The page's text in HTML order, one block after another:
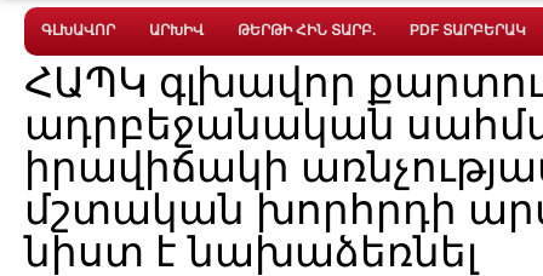
ԳԼԽԱՎՈՐ ԱՐԽԻՎ ԹԵՐԹԻ ՀԻՆ ՏԱՐԲ. PDF ՏԱՐԲԵՐԱԿ
ՀԱՊԿ գլխավոր
ադրբեջանական
իրավիճակի
մշտական խորհրդի
նիստ է նախաձեռնել